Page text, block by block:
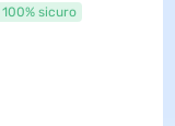
100% sicuro